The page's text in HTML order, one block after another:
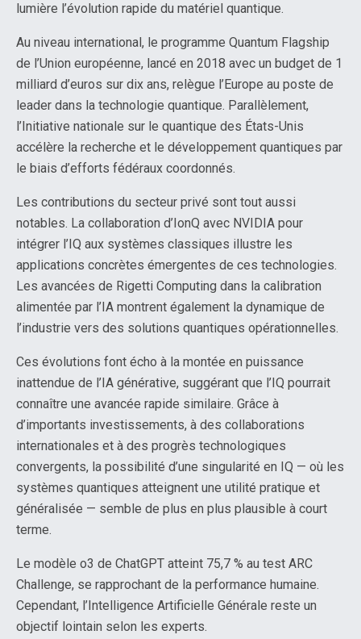
lumière l’évolution rapide du matériel quantique.
Au niveau international, le programme Quantum Flagship
de l’Union européenne, lancé en 2018 avec un budget de 1
milliard d’euros sur dix ans, relègue l’Europe au poste de
leader dans la technologie quantique. Parallèlement,
l’Initiative nationale sur le quantique des États-Unis
accélère la recherche et le développement quantiques par
le biais d’efforts fédéraux coordonnés.
Les contributions du secteur privé sont tout aussi
notables. La collaboration d’IonQ avec NVIDIA pour
intégrer l’IQ aux systèmes classiques illustre les
applications concrètes émergentes de ces technologies.
Les avancées de Rigetti Computing dans la calibration
alimentée par l’IA montrent également la dynamique de
l’industrie vers des solutions quantiques opérationnelles.
Ces évolutions font écho à la montée en puissance
inattendue de l’IA générative, suggérant que l’IQ pourrait
connaître une avancée rapide similaire. Grâce à
d’importants investissements, à des collaborations
internationales et à des progrès technologiques
convergents, la possibilité d’une singularité en IQ — où les
systèmes quantiques atteignent une utilité pratique et
généralisée — semble de plus en plus plausible à court
terme.
Le modèle o3 de ChatGPT atteint 75,7 % au test ARC
Challenge, se rapprochant de la performance humaine.
Cependant, l’Intelligence Artificielle Générale reste un
objectif lointain selon les experts.